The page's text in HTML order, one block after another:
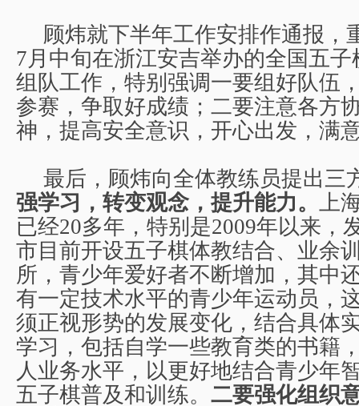
顾炜就下半年工作安排作通报，
7月中旬在浙江安吉举办的全国五
组队工作，特别强调一要组好队伍
参赛，争取好成绩；二要注意各方
神，提高安全意识，开心出发，满
最后，顾炜向全体教练员提出三
强学习，转变观念，提升能力。 上
已经20多年，特别是2009年以来，
市目前开设五子棋体教结合、业余
所，青少年爱好者不断增加，其中
有一定技术水平的青少年运动员，
须正视形势的发展变化，结合具体
学习，包括自学一些教育类的书籍
人业务水平，以更好地结合青少年
五子棋普及和训练。 二要强化组织